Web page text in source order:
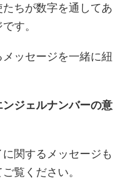
ちが数字を通してあ
す。
ッセージを一緒に紐
ジェルナンバーの意
関するメッセージも
覧ください。